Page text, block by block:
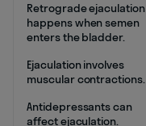
Retrograde ejaculation
happens when semen
enters the bladder.
Ejaculation involves
muscular contractions.
Antidepressants can
affect ejaculation.